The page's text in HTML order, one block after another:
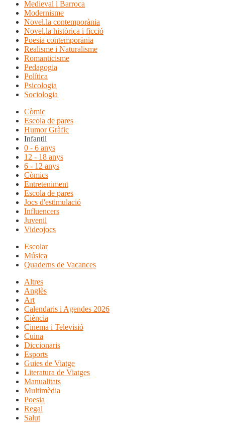
Medieval i Barroca
Modernisme
Novel.la contemporània
Novel.la històrica i ficció
Poesia contemporània
Realisme i Naturalisme
Romanticisme
Pedagogia
Política
Psicologia
Sociologia
Còmic
Escola de pares
Humor Gràfic
Infantil
0 - 6 anys
12 - 18 anys
6 - 12 anys
Còmics
Entreteniment
Escola de pares
Jocs d'estimulació
Influencers
Juvenil
Videojocs
Escolar
Música
Quaderns de Vacances
Altres
Anglès
Art
Calendaris i Agendes 2026
Ciència
Cinema i Televisió
Cuina
Diccionaris
Esports
Guies de Viatge
Literatura de Viatges
Manualitats
Multimèdia
Poesia
Regal
Salut